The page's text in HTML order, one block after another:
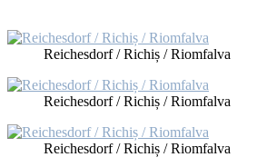
Rei­ches­dorf / Ri­chiș / Riom­fal­va
Rei­ches­dorf / Ri­chiș / Riom­fal­va
Rei­ches­dorf / Ri­chiș / Riom­fal­va